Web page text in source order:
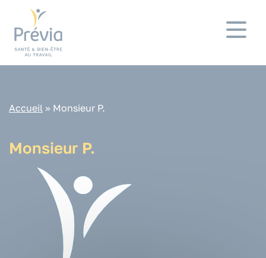
Accueil » Monsieur P.
Monsieur P.
Panneau de gestion des cookies